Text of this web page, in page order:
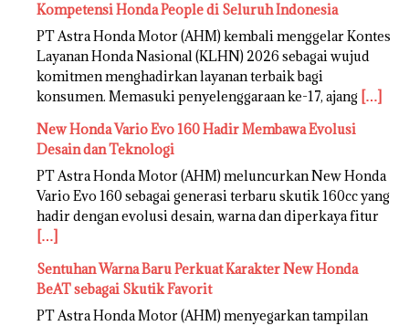
Kompetensi Honda People di Seluruh Indonesia
PT Astra Honda Motor (AHM) kembali menggelar Kontes
Layanan Honda Nasional (KLHN) 2026 sebagai wujud
komitmen menghadirkan layanan terbaik bagi
konsumen. Memasuki penyelenggaraan ke-17, ajang […]
New Honda Vario Evo 160 Hadir Membawa Evolusi
Desain dan Teknologi
PT Astra Honda Motor (AHM) meluncurkan New Honda
Vario Evo 160 sebagai generasi terbaru skutik 160cc yang
hadir dengan evolusi desain, warna dan diperkaya fitur
[…]
Sentuhan Warna Baru Perkuat Karakter New Honda
BeAT sebagai Skutik Favorit
PT Astra Honda Motor (AHM) menyegarkan tampilan